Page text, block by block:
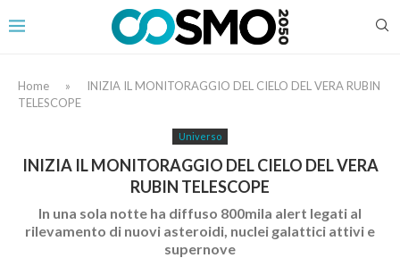
Home »
INIZIA IL MONITORAGGIO DEL CIELO DEL VERA RUBIN
TELESCOPE
Universo
INIZIA IL MONITORAGGIO DEL CIELO DEL VERA
RUBIN TELESCOPE
In una sola notte ha diffuso 800mila alert legati al
rilevamento di nuovi asteroidi, nuclei galattici attivi e
supernove